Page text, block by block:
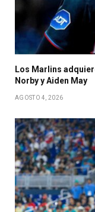
Los Marlins
Norby y Aiden May
AGOSTO 4, 2026